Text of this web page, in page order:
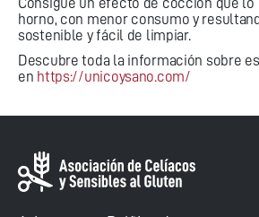
Consigue un efecto de cocción que lo
horno, con menor consumo y
sostenible y fácil de limpiar.
Descubre toda la información sobre
en https://unicoysano.com/